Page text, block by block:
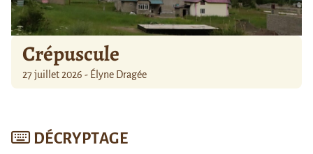
Crépuscule
27 juillet 2026 - Élyne Dragée
DÉCRYPTAGE